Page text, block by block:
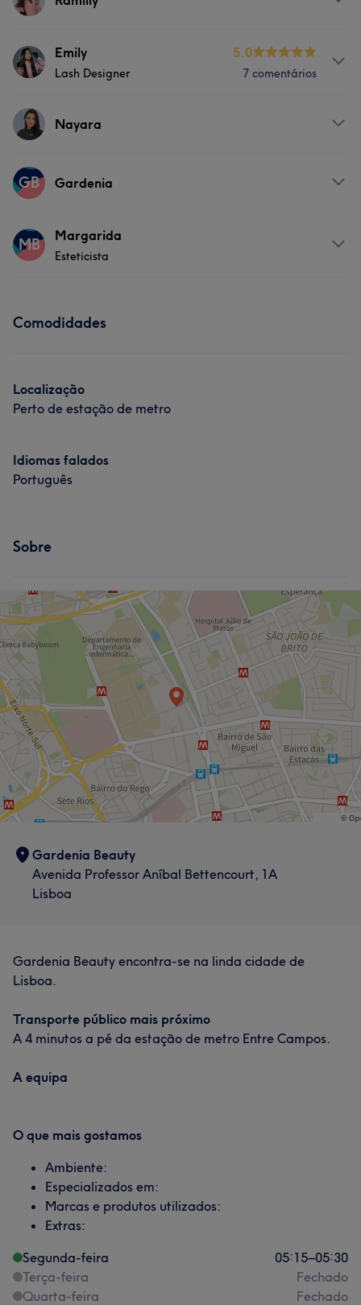
ServiçosEmily
Lash Designer
5.0
7 comentários
ServiçosNayara
Serviços
GB Gardenia
Serviços
MB Margarida
Esteticista
Comodidades
Localização
Perto de estação de metro
Idiomas falados
Português
Sobre
Gardenia Beauty
Avenida Professor Aníbal Bettencourt, 1A
Lisboa
Gardenia Beauty encontra-se na linda cidade de
Lisboa.
Transporte público mais próximo
A 4 minutos a pé da estação de metro Entre Campos.
A equipa
O que mais gostamos
Ambiente:
Especializados em:
Marcas e produtos utilizados:
Extras:
Segunda-feira
05:15–05:30
Terça-feira
Fechado
Quarta-feira
Fechado